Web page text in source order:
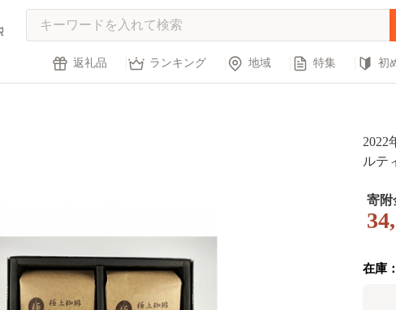
返礼品 ランキング 地域 特集 初
2022
ルテ
寄附
在庫